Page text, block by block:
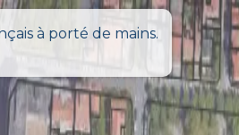
à porté de mains.